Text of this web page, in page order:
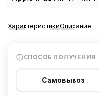
ХарактеристикиОписание
СПОСОБ ПОЛУЧЕНИЯ
Самовывоз